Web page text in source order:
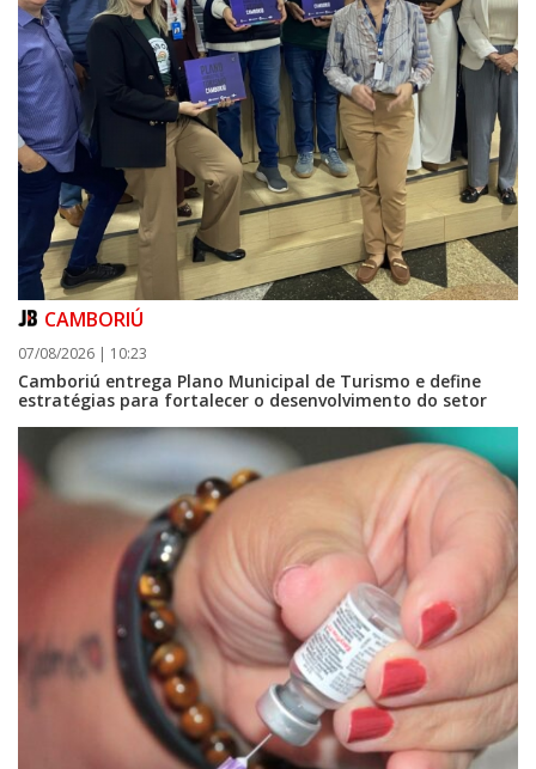
09/08/2026 | 07:00
Prefeitura de Balneário Piçarras realiza leilão eletrônico de bens móveis
e terrenos do IPRESP
CAMBORIÚ
07/08/2026 | 10:23
Camboriú entrega Plano Municipal de Turismo e define
estratégias para fortalecer o desenvolvimento do setor